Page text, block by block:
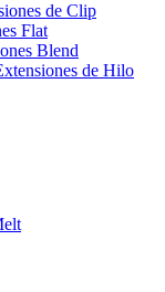
de Clip
Flat
Blend
de Hilo